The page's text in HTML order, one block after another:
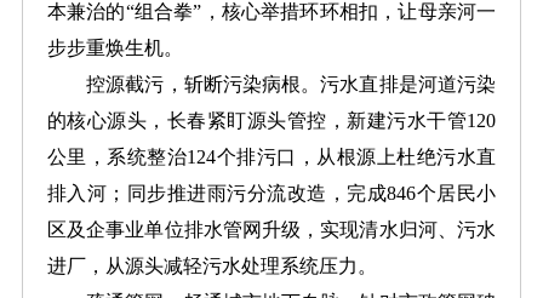
本兼治的“组合拳”，核心举措环环相扣，让母亲河一
步步重焕生机。
控源截污，斩断污染病根。污水直排是河道污染
的核心源头，长春紧盯源头管控，新建污水干管120
公里，系统整治124个排污口，从根源上杜绝污水直
排入河；同步推进雨污分流改造，完成846个居民小
区及企事业单位排水管网升级，实现清水归河、污水
进厂，从源头减轻污水处理系统压力。